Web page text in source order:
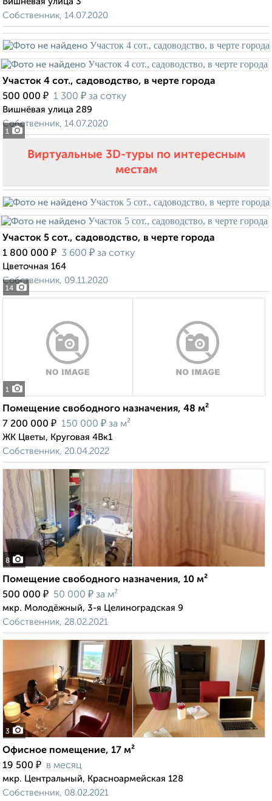
Собственник, 14.07.2020
1
Участок 4 сот., садоводство, в черте города
500 000 ₽ 1 300 ₽ за сотку
Вишнёвая улица 289
Собственник, 14.07.2020
Виртуальные 3D-туры по интересным
местам
14
Участок 5 сот., садоводство, в черте города
1 800 000 ₽ 3 600 ₽ за сотку
Цветочная 164
Собственник, 09.11.2020
1
Помещение свободного назначения, 48 м²
7 200 000 ₽ 150 000 ₽ за м²
ЖК Цветы, Круговая 4Вк1
Собственник, 20.04.2022
8
Помещение свободного назначения, 10 м²
500 000 ₽ 50 000 ₽ за м²
мкр. Молодёжный, 3-я Целиноградская 9
Собственник, 28.02.2021
3
Офисное помещение, 17 м²
19 500 ₽ в месяц
мкр. Центральный, Красноармейская 128
Собственник, 08.02.2021